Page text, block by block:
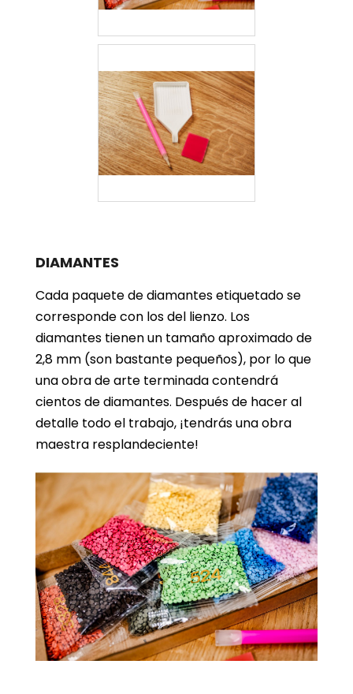
DIAMANTES
Cada paquete de diamantes etiquetado se
corresponde con los del lienzo. Los
diamantes tienen un tamaño aproximado de
2,8 mm (son bastante pequeños), por lo que
una obra de arte terminada contendrá
cientos de diamantes. Después de hacer al
detalle todo el trabajo, ¡tendrás una obra
maestra resplandeciente!